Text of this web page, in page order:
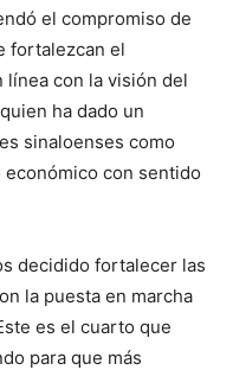
el compromiso de
fortalezcan el
con la visión del
ha dado un
sinaloenses como
con sentido
decidido fortalecer las
la puesta en marcha
es el cuarto que
para que más